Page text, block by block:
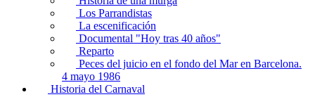
Los Parrandistas
La escenificación
Documental "Hoy tras 40 años"
Reparto
Peces del juicio en el fondo del Mar en Barcelona.
4 mayo 1986
Historia del Carnaval